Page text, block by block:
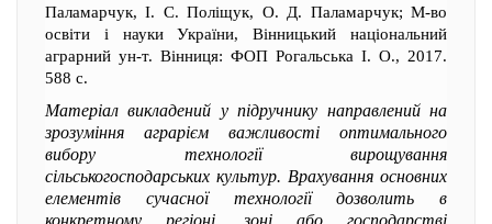
Паламарчук, І. С. Поліщук, О. Д. Паламарчук; М-во
освіти і науки України, Вінницький національний
аграрний ун-т. Вінниця: ФОП Рогальська І. О., 2017.
588 с.
Матеріал викладений у підручнику направлений на
зрозуміння аграрієм важливості оптимального
вибору технології вирощування
сільськогосподарських культур. Врахування основних
елементів сучасної технології дозволить в
конкретному регіоні, зоні або господарстві